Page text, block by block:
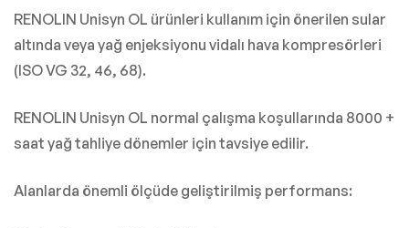
RENOLIN Unisyn OL ürünleri kullanım için önerilen sular
altında veya yağ enjeksiyonu vidalı hava kompresörleri
(ISO VG 32, 46, 68).
RENOLIN Unisyn OL normal çalışma koşullarında 8000 +
saat yağ tahliye dönemler için tavsiye edilir.
Alanlarda önemli ölçüde geliştirilmiş performans: